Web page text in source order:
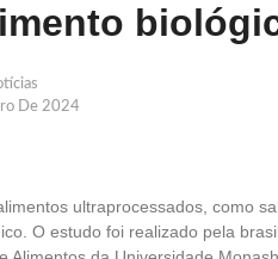
De 2024
ultraprocessados, como
O estudo foi realizado pela